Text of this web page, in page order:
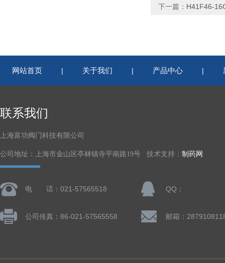
下一篇： H41F46-
网站首页 | 关于我们 | 产品中心 |
联系我们
上海富功阀门科技有限公司
公司地址：上海市金山区亭林镇寺平南路19号 技术支持： 制药网
电 话：021-57565518 QQ：
公司传真：86-021-57565558 邮箱：